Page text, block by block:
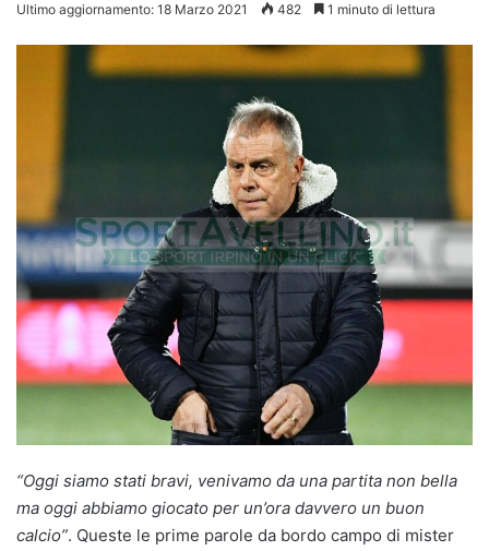
Ultimo aggiornamento: 18 Marzo 2021 482 1 minuto di lettura
“Oggi siamo stati bravi, venivamo da una partita non bella
ma oggi abbiamo giocato per un’ora davvero un buon
calcio”. Queste le prime parole da bordo campo di mister